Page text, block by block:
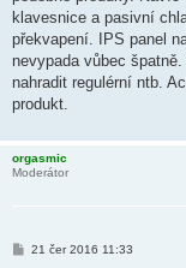
k
klavesnice a pasivní
překvapení. IPS panel
nevypada vůbec
nahradit regulérní ntb.
produkt.
orgasmic
Moderátor
P21 čer 2016 11:33